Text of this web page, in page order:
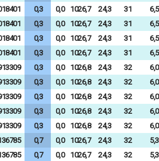
0,3 0,0 1026,7 24,3 31
6,5
0,3 0,0 1026,7 24,3 31
6,5
0,3 0,0 1026,7 24,3 31
6,5
0,3 0,0 1026,7 24,3 31
6,5
0,3 0,0 1026,8 24,3 32
6,0
0,3 0,0 1026,8 24,3 32
6,0
0,3 0,0 1026,8 24,3 32
6,0
0,3 0,0 1026,8 24,3 32
6,0
0,3 0,0 1026,8 24,3 32
6,0
0,7 0,0 1026,7 24,3 32
5,3
0,7 0,0 1026,7 24,3 32
5,3